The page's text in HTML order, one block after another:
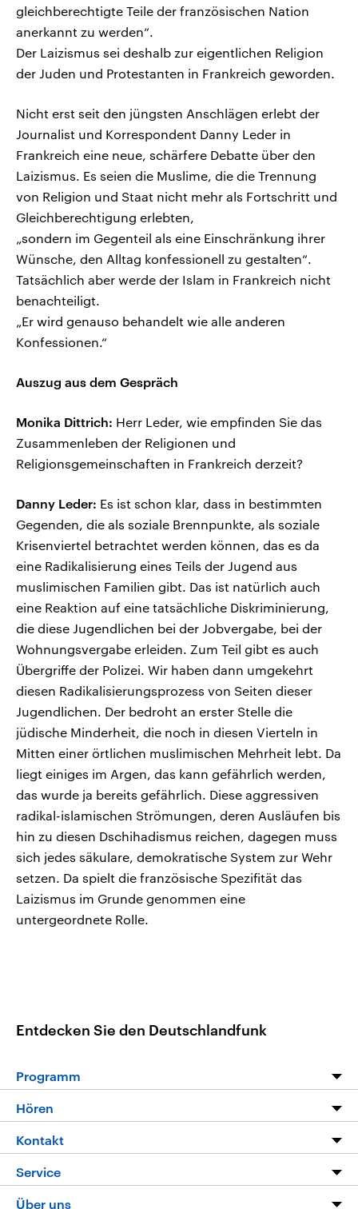
gleichberechtigte Teile der französischen Nation
anerkannt zu werden“.
Der Laizismus sei deshalb zur eigentlichen Religion
der Juden und Protestanten in Frankreich geworden.
Nicht erst seit den jüngsten Anschlägen erlebt der
Journalist und Korrespondent Danny Leder in
Frankreich eine neue, schärfere Debatte über den
Laizismus. Es seien die Muslime, die die Trennung
von Religion und Staat nicht mehr als Fortschritt und
Gleichberechtigung erlebten,
„sondern im Gegenteil als eine Einschränkung ihrer
Wünsche, den Alltag konfessionell zu gestalten“.
Tatsächlich aber werde der Islam in Frankreich nicht
benachteiligt.
„Er wird genauso behandelt wie alle anderen
Konfessionen.“
Auszug aus dem Gespräch
Monika Dittrich: Herr Leder, wie empfinden Sie das
Zusammenleben der Religionen und
Religionsgemeinschaften in Frankreich derzeit?
Danny Leder: Es ist schon klar, dass in bestimmten
Gegenden, die als soziale Brennpunkte, als soziale
Krisenviertel betrachtet werden können, das es da
eine Radikalisierung eines Teils der Jugend aus
muslimischen Familien gibt. Das ist natürlich auch
eine Reaktion auf eine tatsächliche Diskriminierung,
die diese Jugendlichen bei der Jobvergabe, bei der
Wohnungsvergabe erleiden. Zum Teil gibt es auch
Übergriffe der Polizei. Wir haben dann umgekehrt
diesen Radikalisierungsprozess von Seiten dieser
Jugendlichen. Der bedroht an erster Stelle die
jüdische Minderheit, die noch in diesen Vierteln in
Mitten einer örtlichen muslimischen Mehrheit lebt. Da
liegt einiges im Argen, das kann gefährlich werden,
das wurde ja bereits gefährlich. Diese aggressiven
radikal-islamischen Strömungen, deren Ausläufen bis
hin zu diesen Dschihadismus reichen, dagegen muss
sich jedes säkulare, demokratische System zur Wehr
setzen. Da spielt die französische Spezifität das
Laizismus im Grunde genommen eine
untergeordnete Rolle.
Entdecken Sie den Deutschlandfunk
Programm
Programm
Die Nachrichten
Nachrichtenleicht
Neue Beiträge auf dlf.de
Hören
Livestream
Podcasts
Kontakt
Hörerservice
Service
FAQ
Über uns